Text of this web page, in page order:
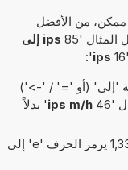
من الأفضل
'85
ips إلى
ips
':
'إلى' (أو '=' / '->')
'46
ips m/h' بدلاً
بدلاً من 1,33 × 10^5 ، يمكن كتابة 1,33e5 يرمز الحرف 'e' إلى